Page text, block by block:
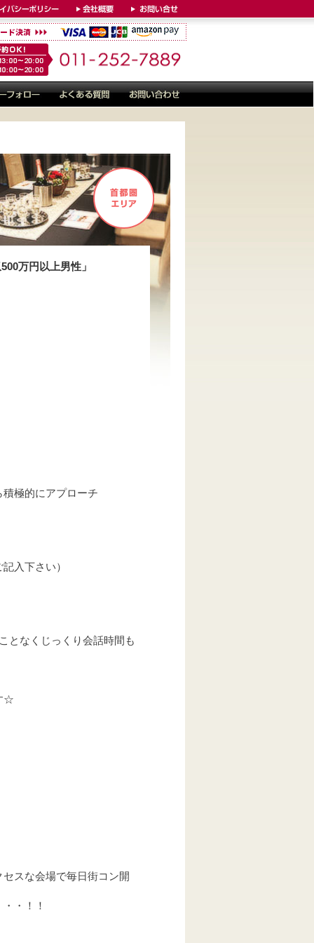
万円以上男性」
極的にアプローチ
入下さい）
となくじっくり会話時間も
☆
スな会場で毎日街コン開
・！！